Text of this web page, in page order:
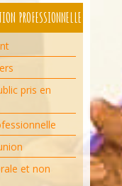
PROFESSIONNELLE
pris en
et non